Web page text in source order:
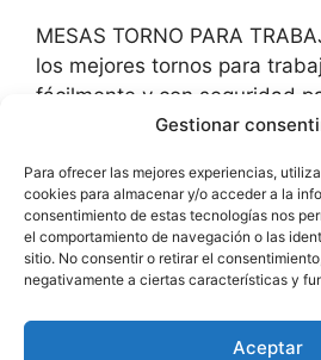
Gestionar
Para ofrecer las mejores experiencias,
cookies para almacenar y/o acceder a la
consentimiento de estas tecnologías nos
el comportamiento de navegación o las
sitio. No consentir o retirar el
negativamente a ciertas características y
Aceptar
MESAS TORNO PARA
los mejores tornos para
fácilmente y con seguridad
últimos años han salido
mucho el trabajo. Otros
permiten también trabajar tu
baratos, pero te ayudan bien
HERRAMIENTAS